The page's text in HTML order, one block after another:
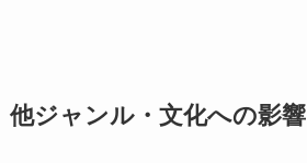
他ジャンル・文化への影響